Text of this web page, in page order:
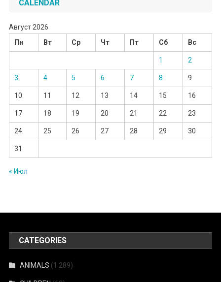
CALENDAR
Август 2026
Пн
Вт Ср Чт Пт Сб Вс
1 2
3 4 5 6 7 8 9
10 11 12 13 14 15 16
17 18 19 20 21 22 23
24 25 26 27 28 29 30
31
« Июл
CATEGORIES
ANIMALS (1 289)